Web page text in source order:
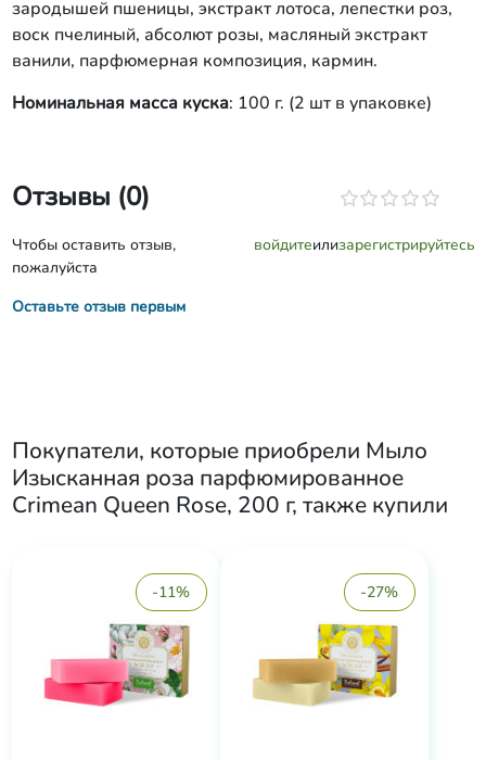
зародышей пшеницы, экстракт лотоса, лепестки роз,
воск пчелиный, абсолют розы, масляный экстракт
ванили, парфюмерная композиция, кармин.
Номинальная масса куска: 100 г. (2 шт в упаковке)
Отзывы (0)
Чтобы оставить отзыв,
пожалуйста
войдитеилизарегистрируйтесь
Оставьте отзыв первым
Покупатели, которые приобрели Мыло
Изысканная роза парфюмированное
Crimean Queen Rose, 200 г, также купили
-11% -27%